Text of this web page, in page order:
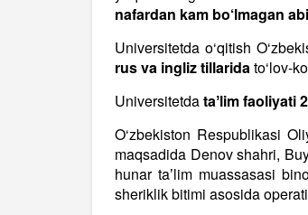
nafardan kam bo‘lmagan
Universitetda o‘qitish
rus va ingliz tillaridato‘lov-
Universitetdataʼlim faoliyati
O‘zbekiston Respublikasi
maqsadida Denov shahri,
hunar taʼlim muassasasi
sheriklik bitimi asosida